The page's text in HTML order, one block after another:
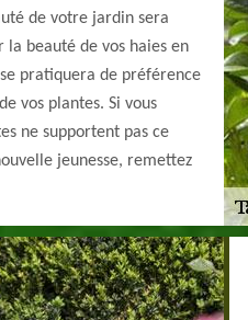
de votre jardin sera
beauté de vos haies en
pratiquera de préférence
vos plantes. Si vous
ne supportent pas ce
jeunesse, remettez